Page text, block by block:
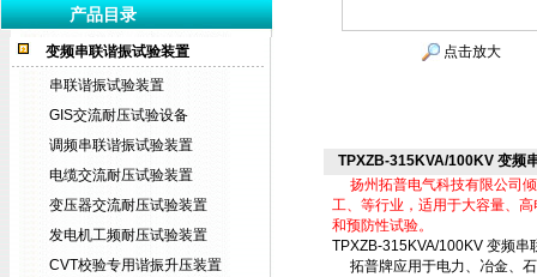
产品目录
变频串联谐振试验装置
串联谐振试验装置
GIS交流耐压试验设备
调频串联谐振试验装置
电缆交流耐压试验装置
变压器交流耐压试验装置
发电机工频耐压试验装置
CVT校验专用谐振升压装置
点击放大
TPXZB-315KVA/100KV 变频
扬州拓普电气科技有限公司
工、等行业，适用于大容量、
和预防性试验。
TPXZB-315KVA/100KV 变频串
拓普牌应用于电力、冶金、石